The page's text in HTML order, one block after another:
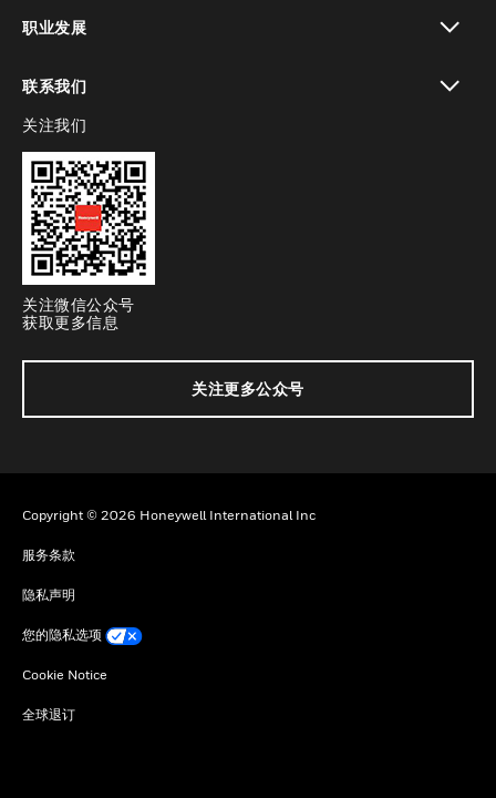
职业发展
联系我们
toggle view
关注我们
关注微信公众号
获取更多信息
关注更多公众号
Copyright © 2026 Honeywell International Inc
服务条款
隐私声明
您的隐私选项
Cookie Notice
全球退订